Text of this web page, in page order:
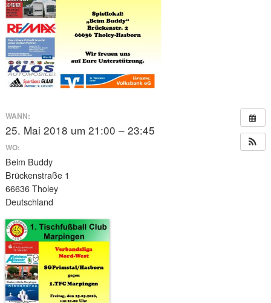
WANN:
25. Mai 2018 um 21:00 – 23:45
WO:
Beim Buddy
Brückenstraße 1
66636 Tholey
Deutschland